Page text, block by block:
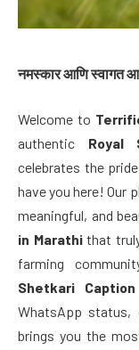
नमस्कार आणि स्वागत
Welcome to
authentic Royal
celebrates the
have you here! Our
meaningful, and
in Marathithat
farming
Shetkari
WhatsApp status,
brings you the